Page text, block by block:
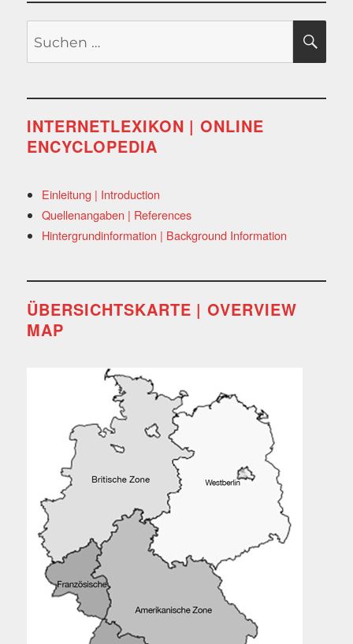
nach:
INTERNETLEXIKON | ONLINE
ENCYCLOPEDIA
Einleitung | Introduction
Quellenangaben | References
Hintergrundinformation | Background Information
ÜBERSICHTSKARTE | OVERVIEW
MAP